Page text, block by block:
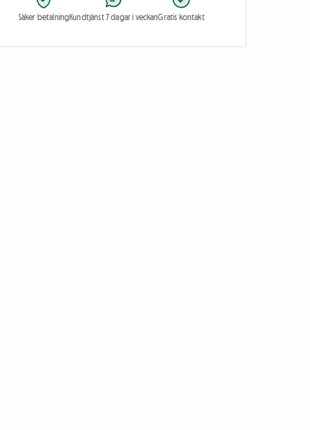
Säker betalningKundtjänst 7 dagar i veckanGratis kontakt